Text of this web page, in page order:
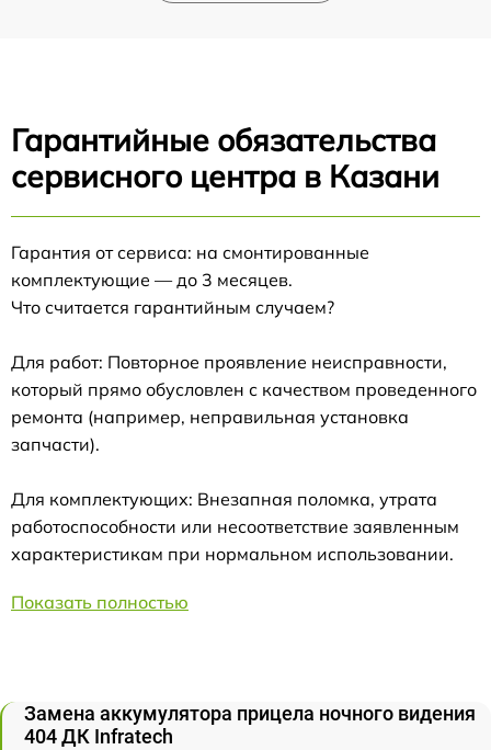
Гарантийные обязательства
сервисного центра в Казани
Гарантия от сервиса: на смонтированные
комплектующие — до 3 месяцев.
Что считается гарантийным случаем?
Для работ: Повторное проявление неисправности,
который прямо обусловлен с качеством проведенного
ремонта (например, неправильная установка
запчасти).
Для комплектующих: Внезапная поломка, утрата
работоспособности или несоответствие заявленным
характеристикам при нормальном использовании.
Показать полностью
Замена аккумулятора прицела ночного видения
404 ДК Infratech